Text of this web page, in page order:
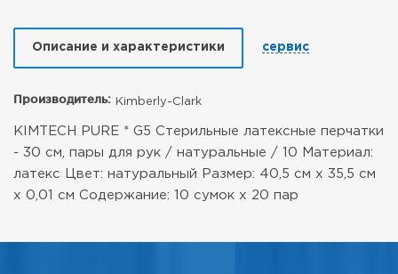
Описание и характеристики сервис
Производитель: Kimberly-Clark
KIMTECH PURE * G5 Стерильные латексные перчатки
- 30 см, пары для рук / натуральные / 10
Материал:
латекс
Цвет: натуральный
Размер: 40,5 см х 35,5 см
х 0,01 см Содержание: 10 сумок х 20 пар